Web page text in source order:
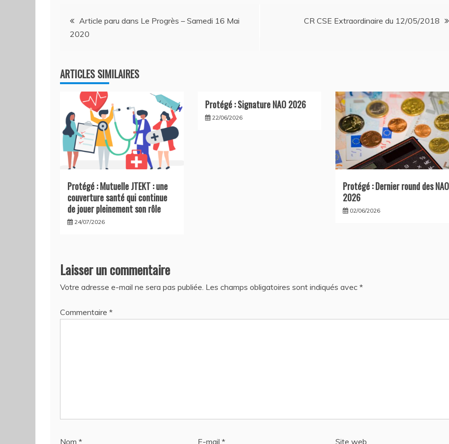
Navigation
de
l’article
Article paru dans Le Progrès – Samedi 16 Mai
2020
CR CSE Extraordinaire du 12/05/2018
ARTICLES SIMILAIRES
Protégé : Mutuelle JTEKT : une
couverture santé qui continue
de jouer pleinement son rôle
24/07/2026
Protégé : Signature NAO 2026
22/06/2026
Protégé : Dernier round des NAO
2026
02/06/2026
Laisser un commentaire
Votre adresse e-mail ne sera pas publiée. Les champs obligatoires sont indiqués avec *
Commentaire *
Nom * E-mail * Site web